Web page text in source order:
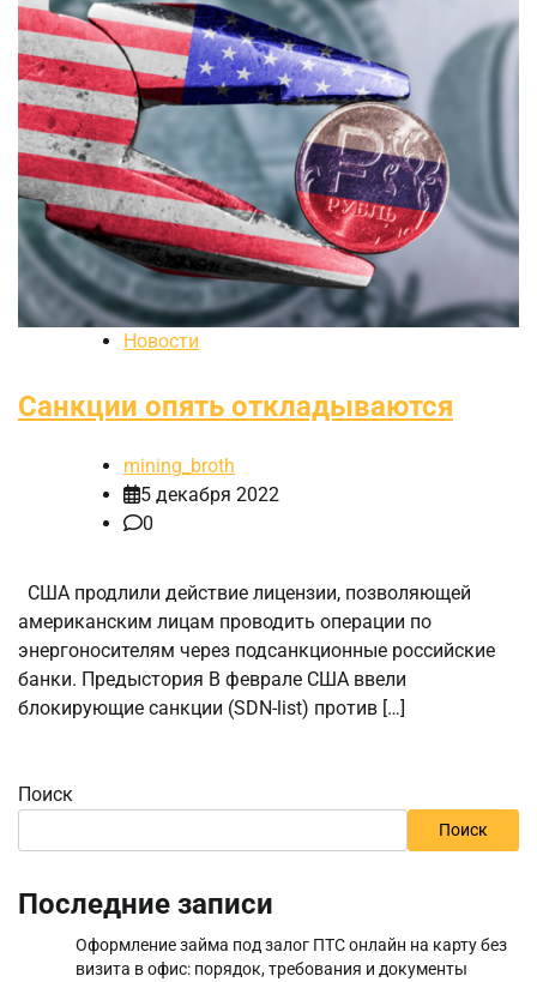
Новости
Санкции опять откладываются
mining_broth
5 декабря 2022
0
США продлили действие лицензии, позволяющей
американским лицам проводить операции по
энергоносителям через подсанкционные российские
банки. Предыстория В феврале США ввели
блокирующие санкции (SDN-list) против […]
Поиск
Поиск
Последние записи
Оформление займа под залог ПТС онлайн на карту без
визита в офис: порядок, требования и документы